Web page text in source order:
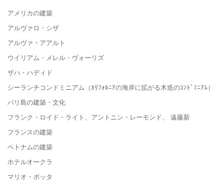
アメリカの建築
アルヴァロ・シザ
アルヴァ・アアルト
ウイリアム・メレル・ヴォーリズ
ザハ・ハディド
シーランチコンドミニアム（ｶﾘﾌｫﾙﾆｱの海岸に拡がる木造のｺﾝﾄﾞﾐﾆｱﾑ）
バリ島の建築・文化
フランク・ロイド・ライト、アントニン・レーモンド、 遠藤新
フランスの建築
ベトナムの建築
ホテルオークラ
マリオ・ボッタ